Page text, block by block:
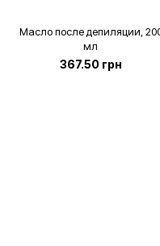
Масло после депиляции,
мл
367.50 грн